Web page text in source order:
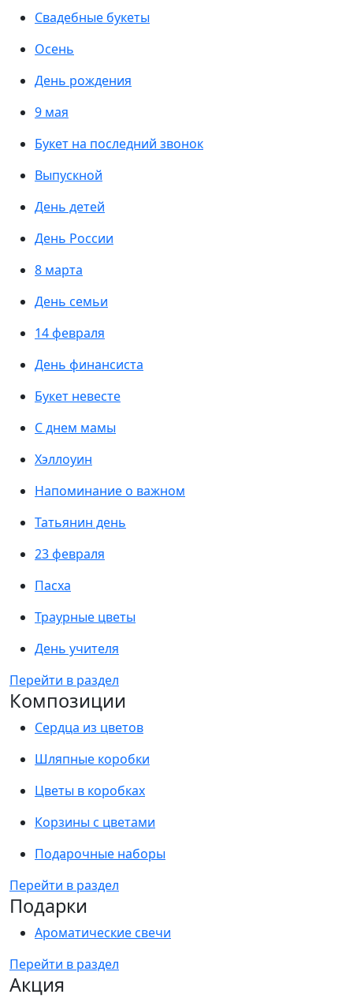
Свадебные букеты
Осень
День рождения
9 мая
Букет на последний звонок
Выпускной
День детей
День России
8 марта
День семьи
14 февраля
День финансиста
Букет невесте
С днем мамы
Хэллоуин
Напоминание о важном
Татьянин день
23 февраля
Пасха
Траурные цветы
День учителя
Перейти в раздел
Композиции
Сердца из цветов
Шляпные коробки
Цветы в коробках
Корзины с цветами
Подарочные наборы
Перейти в раздел
Подарки
Ароматические свечи
Перейти в раздел
Акция